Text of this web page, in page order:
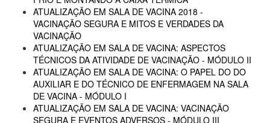
ATUALIZAÇÃO EM SALA DE VACINA 2018 -
VACINAÇÃO SEGURA E MITOS E VERDADES DA
VACINAÇÃO
ATUALIZAÇÃO EM SALA DE VACINA: ASPECTOS
TÉCNICOS DA ATIVIDADE DE VACINAÇÃO - MÓDULO II
ATUALIZAÇÃO EM SALA DE VACINA: O PAPEL DO DO
AUXILIAR E DO TÉCNICO DE ENFERMAGEM NA SALA
DE VACINA - MÓDULO I
ATUALIZAÇÃO EM SALA DE VACINA: VACINAÇÃO
SEGURA E EVENTOS ADVERSOS - MÓDULO III